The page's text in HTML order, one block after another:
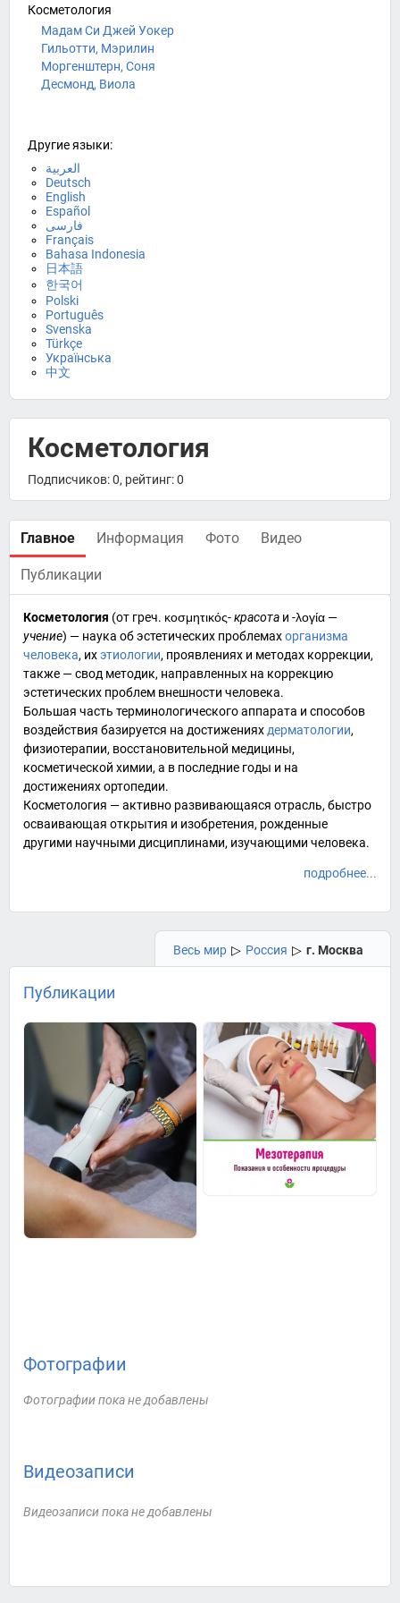
Косметология
Мадам Си Джей Уокер
Гильотти, Мэрилин
Моргенштерн, Соня
Десмонд, Виола
Другие языки:
العربية
Deutsch
English
Español
فارسی
Français
Bahasa Indonesia
日本語
한국어
Polski
Português
Svenska
Türkçe
Українська
中文
Косметология
Подписчиков: 0, рейтинг: 0
Главное Информация Фото Видео
Публикации
Косметология (от греч. κοσμητικός-красота и -λογία —
учение) — наука об эстетических проблемахорганизма
человека, ихэтиологии, проявлениях и методах коррекции,
также — свод методик, направленных на коррекцию
эстетических проблем внешности человека.
Большая часть терминологического аппарата и способов
воздействия базируется на достижениях дерматологии,
физиотерапии, восстановительной медицины,
косметической химии, а в последние годы и на
достиженияхортопедии.
Косметология — активно развивающаяся отрасль, быстро
осваивающая открытия и изобретения, рожденные
другими научными дисциплинами, изучающими человека.
подробнее...
Весь мир ▷ Россия ▷ г. Москва
Публикации
Фотографии
Фотографии пока не добавлены
Видеозаписи
Видеозаписи пока не добавлены